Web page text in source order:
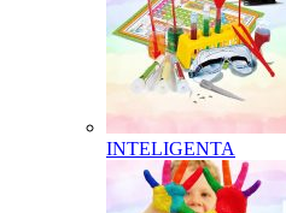
INTELIGENTA